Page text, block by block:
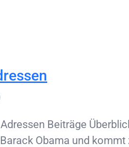
Beiträge
Obama und